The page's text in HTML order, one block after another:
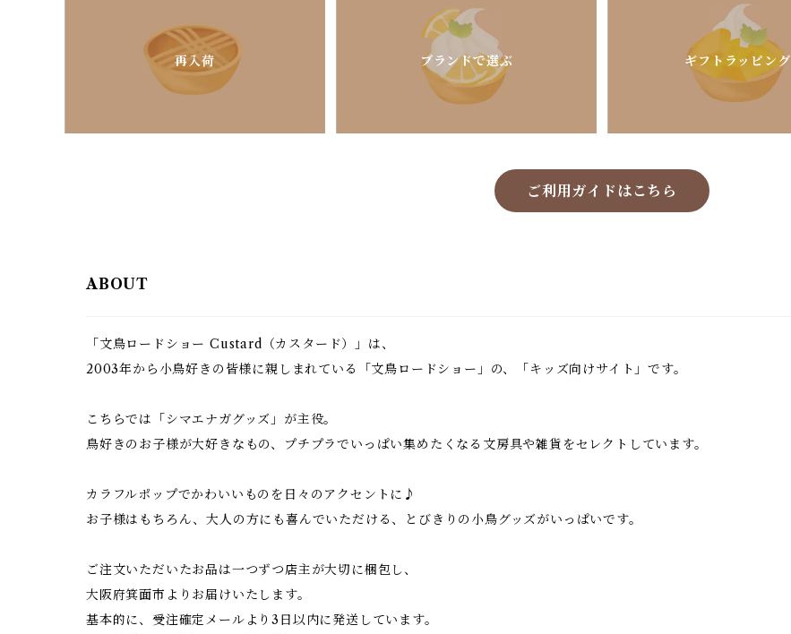
再入荷 ブランドで選ぶ ギフトラッピング
ご利用ガイドはこちら
ABOUT
「文鳥ロードショー Custard（カスタード）」は、
2003年から小鳥好きの皆様に親しまれている「文鳥ロードショー」の、「キッズ向けサイト」です。
こちらでは「シマエナガグッズ」が主役。
鳥好きのお子様が大好きなもの、プチプラでいっぱい集めたくなる文房具や雑貨をセレクトしています。
カラフルポップでかわいいものを日々のアクセントに♪
お子様はもちろん、大人の方にも喜んでいただける、とびきりの小鳥グッズがいっぱいです。
ご注文いただいたお品は一つずつ店主が大切に梱包し、
大阪府箕面市よりお届けいたします。
基本的に、受注確定メールより3日以内に発送しています。